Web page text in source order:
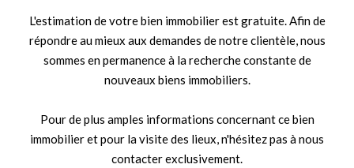
L'estimation de votre bien immobilier est gratuite. Afin de
répondre au mieux aux demandes de notre clientèle, nous
sommes en permanence à la recherche constante de
nouveaux biens immobiliers.
Pour de plus amples informations concernant ce bien
immobilier et pour la visite des lieux, n'hésitez pas à nous
contacter exclusivement.